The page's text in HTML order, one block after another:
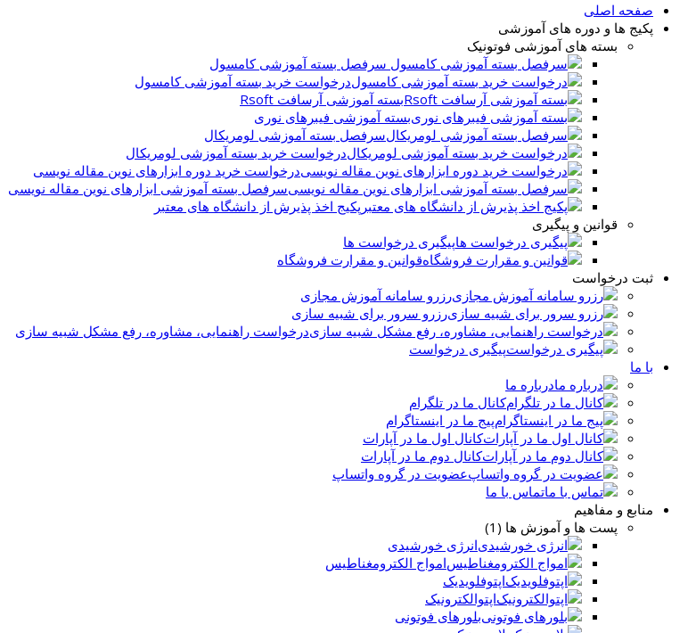
صفحه اصلی
پکیج ها و دوره های آموزشی
بسته های آموزشی فوتونیک
سرفصل بسته آموزشی کامسول
درخواست خرید بسته آموزشی کامسول
بسته آموزشی آرسافت Rsoft
بسته آموزشی فیبرهای نوری
سرفصل بسته آموزشی لومریکال
درخواست خرید بسته آموزشی لومریکال
درخواست خرید دوره ابزارهای نوین مقاله نویسی
سرفصل بسته آموزشی ابزارهای نوین مقاله نویسی
پکیج اخذ پذیرش از دانشگاه های معتبر
قوانین و پیگیری
پیگیری درخواست ها
قوانین و مقرارت فروشگاه
ثبت درخواست
رزرو سامانه آموزش مجازی
رزرو سرور برای شبیه سازی
درخواست راهنمایی، مشاوره، رفع مشکل شبیه سازی
پیگیری درخواست
با ما
درباره ما
کانال ما در تلگرام
پیج ما در اینستاگرام
کانال اول ما در آپارات
کانال دوم ما در آپارات
عضویت در گروه واتساپ
تماس با ما
منابع و مفاهیم
پست ها و آموزش ها (1)
انرژی خورشیدی
امواج الکترومغناطیس
اپتوفلویدیک
اپتوالکترونیک
بلورهای فوتونی